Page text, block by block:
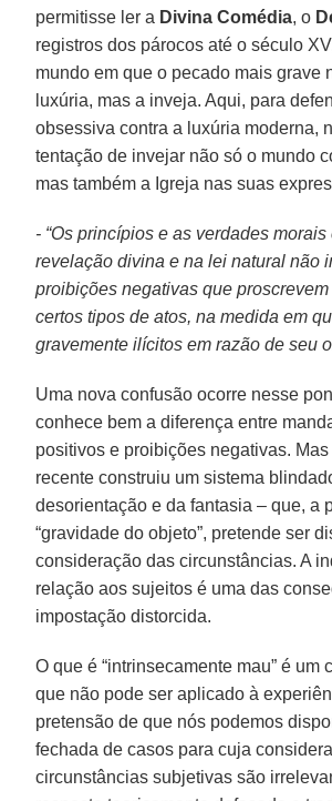
permitisse ler a Divina Comédia, o
registros dos párocos até o século
mundo em que o pecado mais grave
luxúria, mas a inveja. Aqui, para
obsessiva contra a luxúria moderna,
tentação de invejar não só o mundo
mas também a Igreja nas suas
- “Os princípios e as verdades
revelação divina e na lei natural não
proibições negativas que
certos tipos de atos, na medida em
gravemente ilícitos em razão de seu
Uma nova confusão ocorre nesse
conhece bem a diferença entre
positivos e proibições negativas.
recente construiu um sistema
desorientação e da fantasia – que, a
“gravidade do objeto”, pretende ser
consideração das circunstâncias. A
relação aos sujeitos é uma das
impostação distorcida.
O que é “intrinsecamente mau” é um
que não pode ser aplicado à
pretensão de que nós podemos
fechada de casos para cuja
circunstâncias subjetivas são